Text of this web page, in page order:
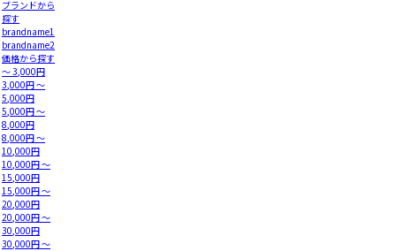
ブランドから
探す
brandname1
brandname2
価格から探す
～ 3,000円
3,000円 ～
5,000円
5,000円 ～
8,000円
8,000円 ～
10,000円
10,000円 ～
15,000円
15,000円 ～
20,000円
20,000円 ～
30,000円
30,000円 ～